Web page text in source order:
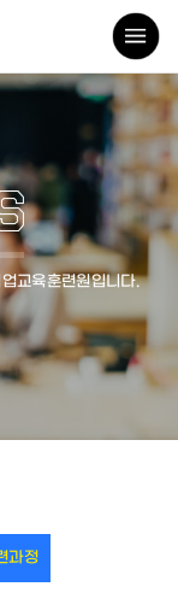
교육훈련원입니다.
과정